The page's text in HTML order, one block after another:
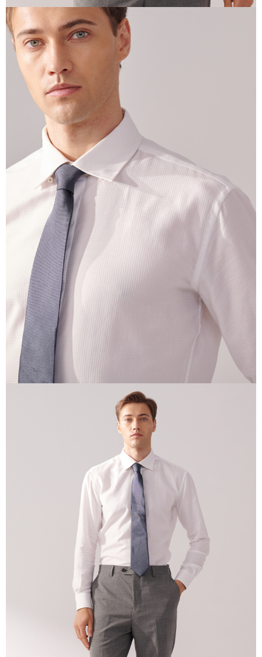
Jumlah yang diperakui untuk pengguna kali pertama yang lulus
kelulusan boleh sehingga NT$10,000. Jika pengguna tidak membuat
pembayaran dalam tempoh tersebut, yuran pembayaran lewat sebanyak
20% setahun akan dikenakan. Pengguna bawah umur dikehendaki
mendapatkan kebenaran daripada ibu bapa atau penjaga yang sah
untuk menggunakan AFTEE.
Sila hubungi NP Taiwan Inc. di cs_tw@netprotections.co.jp
mempunyai sebarang kebimbangan mengenai pemprosesan dan
penggunaan pada data peribadi. Jika anda tidak bersetuju dengan data
peribadi yang disenaraikan seperti di atas akan dikumpul dan digunakan
oleh AFTEE, sila jangan gunakan perkhidmatan ini.